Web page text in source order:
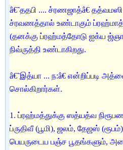
â€˜ததபி .... ச்ரணஜாத்â€
ச்ரவணத்தால் உண்டாகும்
(தனக்கு ப்ரஹ்மத்தோடு ஐக்ய
நிவ்ருத்தி உண்டாகிறது.
â€˜இத்யா ... ந:â€ என்றிப்படி
சொல்கிறார்கள்.
1. ப்ரஹ்மத்துக்கு ஸத்யத்வ
ப்ருதிவீ (பூமி), ஜலம், தேஜஸ்
பெயருடைய பஞ்ச பூதங்களும்,